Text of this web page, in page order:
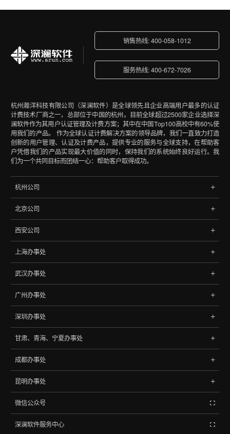
销售热线: 400-058-1012
服务热线: 400-672-7026
杭州瀚洋科技有限公司（深澜软件）是全球领先且企业高端用户最多的认证
计费技术厂商之一，总部位于中国的杭州。目前全球超过2500家企业选择深
澜软件作为其用户认证管理及计费方案；其中在中国Top100高校中有60%使
用我们的产品。 作为全球认证计费解决方案的领导品牌，我们一直致力打造
创新的用户管理、认证及计费产品，提供专业的服务与全球支持，在帮助客
户凭借我们的产品实现最大价值的同时，保持我们的系统始终良好运行。我
们为一个共同目标而团结一心：帮助客户取得成功。
杭州公司
浙江，中国
电话:
北京公司
北京，中国
电话:010-68060048
西安公司
西安，中国
上海办事处
上海，中国
武汉办事处
武汉，中国
广州办事处
广州，中国
深圳办事处
深圳，中国
甘肃、青海、宁夏办事处
甘肃，中国
成都办事处
成都，中国
昆明办事处
昆明，中国
微信公众号
深澜软件服务中心